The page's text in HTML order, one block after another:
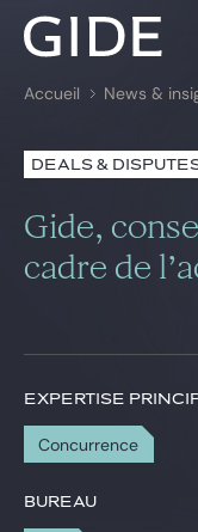
Rechercher
News
Carrière
Accueil News &
DEALS &
Gide,
cadre de
EXPERTISE
Concurrence
BUREAU